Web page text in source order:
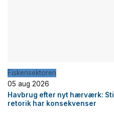
Fiskerisektoren
05 aug 2026
Havbrug efter nyt hærværk:
retorik har konsekvenser